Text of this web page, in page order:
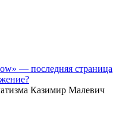
— последняя страница
Казимир Малевич